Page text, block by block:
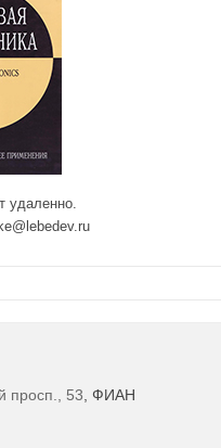
удаленно.
просп., 53 , ФИАН